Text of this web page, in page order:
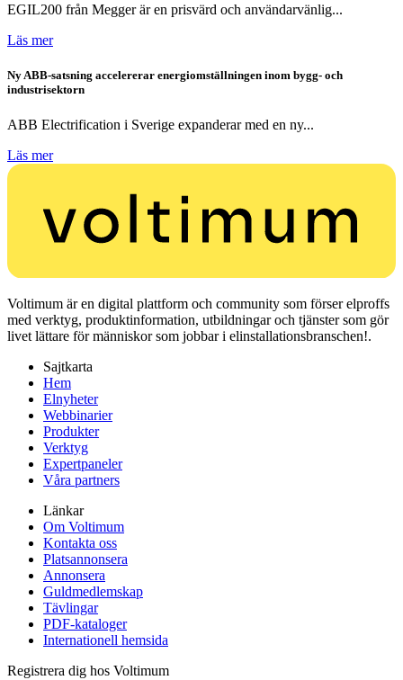
EGIL200 från Megger är en prisvärd och användarvänlig...
Läs mer
Ny ABB-satsning accelererar energiomställningen inom bygg- och
industrisektorn
ABB Electrification i Sverige expanderar med en ny...
Läs mer
Voltimum är en digital plattform och community som förser elproffs
med verktyg, produktinformation, utbildningar och tjänster som gör
livet lättare för människor som jobbar i elinstallationsbranschen!.
Sajtkarta
Hem
Elnyheter
Webbinarier
Produkter
Verktyg
Expertpaneler
Våra partners
Länkar
Om Voltimum
Kontakta oss
Platsannonsera
Annonsera
Guldmedlemskap
Tävlingar
PDF-kataloger
Internationell hemsida
Registrera dig hos Voltimum